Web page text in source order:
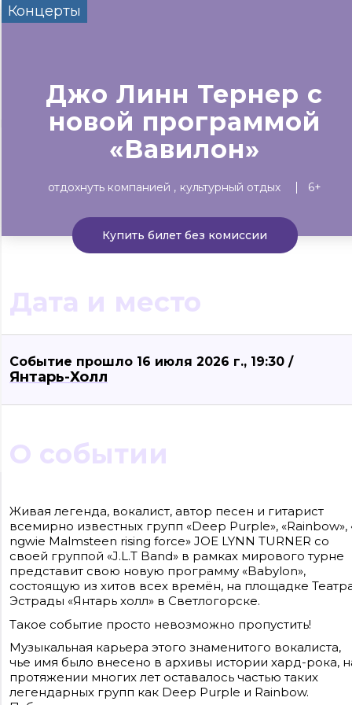
Концерты Театр Детям Выставки
Концерты
Джо Линн Тернер с
новой программой
«Вавилон»
отдохнуть компанией культурный отдых 6+
Купить билет без комиссии
Дата и место
Событие прошло 16 июля 2026 г., 19:30 /
Янтарь-Холл
О событии
Живая легенда, вокалист, автор песен и гитарист
всемирно известных групп «Deep Purple», «Rainbow»,
ngwie Malmsteen rising force» JOE LYNN TURNER со
своей группой «J.L.T Band» в рамках мирового турне
представит свою новую программу «Babylon»,
состоящую из хитов всех времён, на площадке
Эстрады «Янтарь холл» в Светлогорске.
Такое событие просто невозможно пропустить!
Музыкальная карьера этого знаменитого вокалиста,
чье имя было внесено в архивы истории хард-рока,
протяжении многих лет оставалось частью таких
легендарных групп как Deep Purple и Rainbow.
3906148636, КПП 390601001
Контакты редакции: +7(4012) 310-124, news@klops.ru. Реклама: +7 (931) 107 50 00,
reklama@klops.ru. Афиша: +7(967) 351 20 51, reklama@klops.ru
Адрес редакции и учредителя: г. Калининград, ул. Рокоссовского, 16/18, пом. I,
оф. 2
Сетевое издание "Klops.ru", регистрационный номер и дата принятия
решения о регистрации: ЭЛ № ФС 77 - 78739 от 20 июля 2020 года,
зарегистрировано Федеральной службой по надзору в сфере связи,
информационных технологий и массовых коммуникаций (Роскомнадзор).
Учредитель: ООО "Русская медиагруппа "Западная Пресса". Главный
Фомченкова Кристина Владимировна
лицензии Creative Commons «Attribution-ShareAlike»
(«Атрибуция — На тех же условиях») 4.0 Всемирная
Для использования остальных материалов необходимо
письменное согласие правообладателя
Политика в отношении обработки персональных